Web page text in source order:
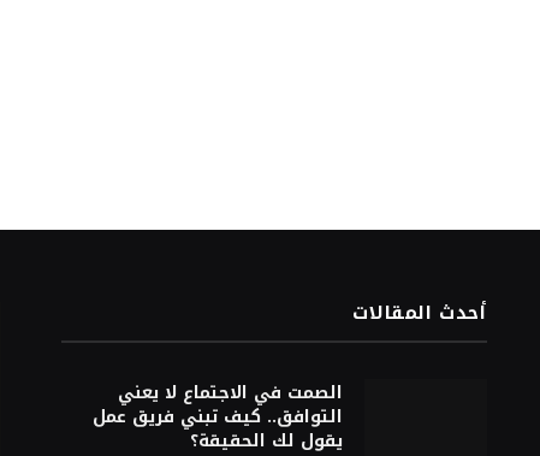
أحدث المقالات
الصمت في الاجتماع لا يعني
التوافق.. كيف تبني فريق عمل
يقول لك الحقيقة؟